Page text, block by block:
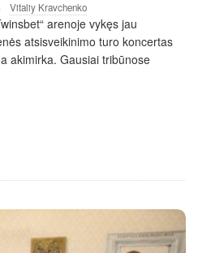
Vitaliy Kravchenko
arenoje vykęs jau
atsisveikinimo turo koncertas
akimirka. Gausiai tribūnose